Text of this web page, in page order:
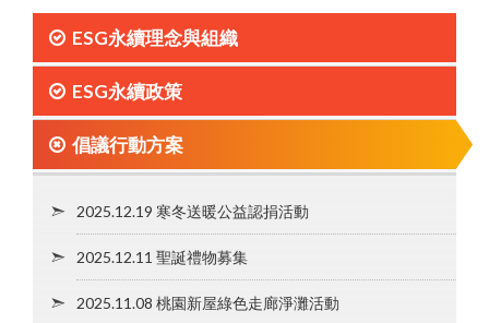
ESG永續理念與組織
ESG永續政策
倡議行動方案
2025.12.19 寒冬送暖公益認捐活動
2025.12.11 聖誕禮物募集
2025.11.08 桃園新屋綠色走廊淨灘活動